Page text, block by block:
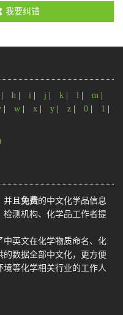
我要纠错
h i j k l m
w x y z 0 1
并且 免费的中文化学品信息
检测机构、化学品工作者提
英文在化学物质命名、化
数据全部中文化，更方便
境等化学相关行业的工作人